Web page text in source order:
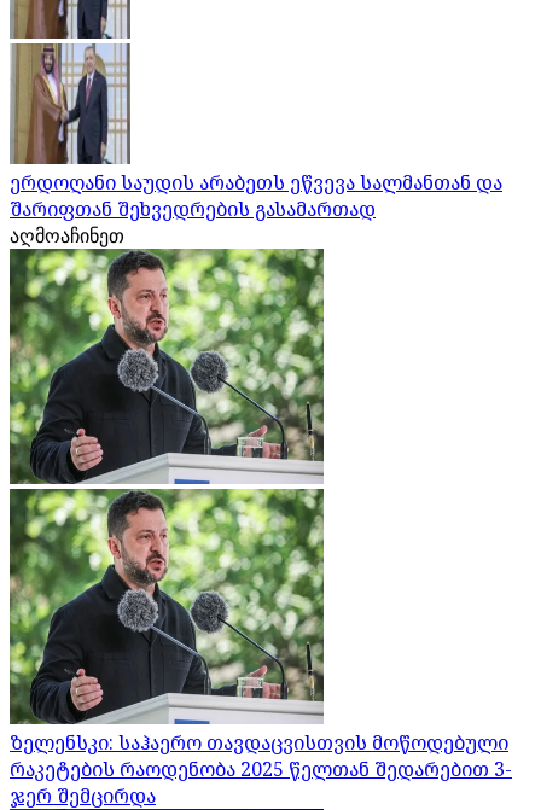
ერდოღანი საუდის არაბეთს ეწვევა სალმანთან და
შარიფთან შეხვედრების გასამართად
აღმოაჩინეთ
ზელენსკი: საჰაერო თავდაცვისთვის მოწოდებული
რაკეტების რაოდენობა 2025 წელთან შედარებით 3-
ჯერ შემცირდა